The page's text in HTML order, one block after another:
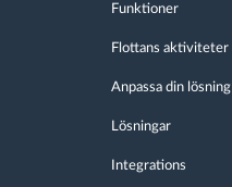
Funktioner
Flottans aktiviteter
Anpassa din lösning
Lösningar
Integrations